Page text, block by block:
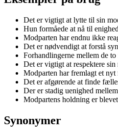
Det er vigtigt at lytte til sin
Hun formåede at nå til
Modparten har endnu ikke
Det er nødvendigt at forstå
Forhandlingerne mellem de
Det er vigtigt at respektere
Modparten har fremlagt et nyt
Det er afgørende at finde
Der er stadig uenighed
Modpartens holdning er
Synonymer